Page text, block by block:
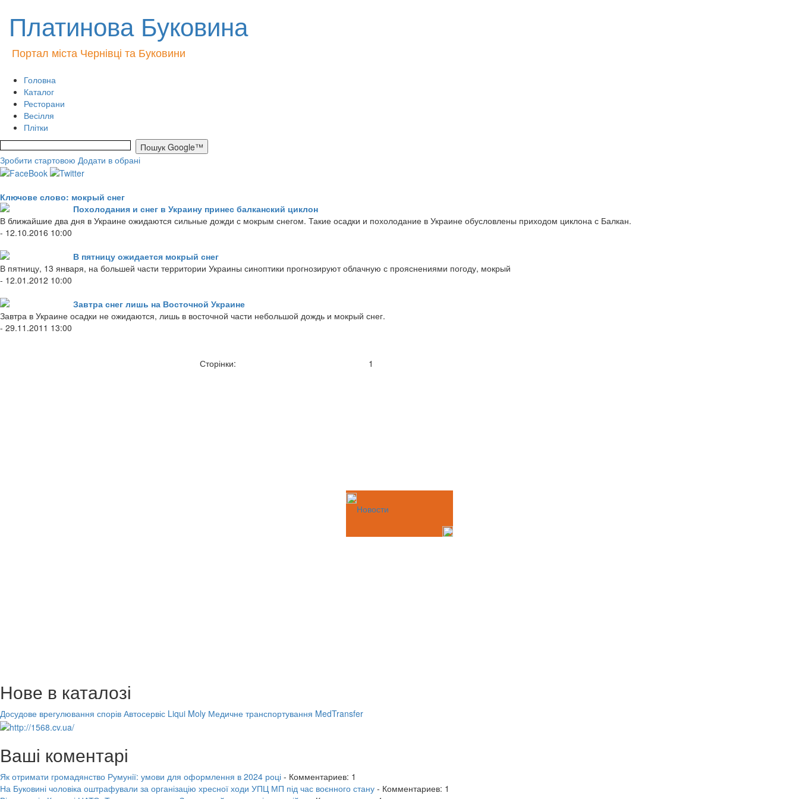
Платинова Буковина
Портал міста Чернівці та Буковини
Головна
Каталог
Ресторани
Весілля
Плітки
Зробити стартовою Додати в обрані
Ключове слово: мокрый снег
Похолодания и снег в Украину принес балканский циклон
В ближайшие два дня в Украине ожидаются сильные дожди с мокрым снегом. Такие осадки и похолодание в Украине обусловлены приходом циклона с Балкан.
- 12.10.2016 10:00
В пятницу ожидается мокрый снег
В пятницу, 13 января, на большей части территории Украины синоптики прогнозируют облачную с прояснениями погоду, мокрый
- 12.01.2012 10:00
Завтра снег лишь на Восточной Украине
Завтра в Украине осадки не ожидаются, лишь в восточной части небольшой дождь и мокрый снег.
- 29.11.2011 13:00
Сторінки: 1
Новости
Нове в каталозі
Досудове врегулювання спорів Автосервіс Liqui Moly Медичне транспортування MedTransfer
Ваші коментарі
Як отримати громадянство Румунії: умови для оформлення в 2024 році - Комментариев: 1
На Буковині чоловіка оштрафували за організацію хресної ходи УПЦ МП під час воєнного стану - Комментариев: 1